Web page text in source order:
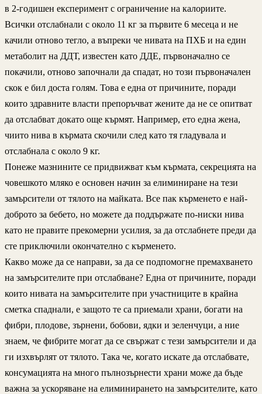
в 2-годишен експеримент с ограничение на калориите.
Всички отслабнали с около 11 кг за първите 6 месеца и не
качили отново тегло, а въпреки че нивата на ПХБ и на един
метаболит на ДДТ, известен като ДДЕ, първоначално се
покачили, отново започнали да спадат, но този първоначален
скок е бил доста голям. Това е една от причините, поради
които здравните власти препоръчват жените да не се опитват
да отслабват докато още кърмят. Например, ето една жена,
чиито нива в кърмата скочили след като тя гладувала и
отслабнала с около 9 кг.
Понеже мазнините се придвижват към кърмата, секрецията на
човешкото мляко е основен начин за елиминиране на тези
замърсители от тялото на майката. Все пак кърменето е най-
доброто за бебето, но можете да поддържате по-ниски нива
като не правите прекомерни усилия, за да отслабнете преди да
сте приключили окончателно с кърменето.
Какво може да се направи, за да се подпомогне премахването
на замърсителите при отслабване? Една от причините, поради
които нивата на замърсителите при участниците в крайна
сметка спаднали, е защото те са приемали храни, богати на
фибри, плодове, зърнени, бобови, ядки и зеленчуци, а ние
знаем, че фибрите могат да се свържат с тези замърсители и да
ги изхвърлят от тялото. Така че, когато искате да отслабвате,
консумацията на много пълнозърнести храни може да бъде
важна за ускоряване на елиминирането на замърсителите, като